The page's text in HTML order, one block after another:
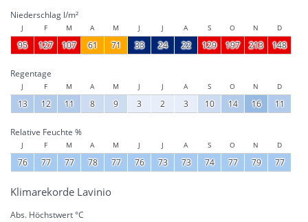
Niederschlag l/m²
J F M A M J J A S O N D
95 127 107 61 71 33 24 22 129 197 213 148
Regentage
J F M A M J J A S O N D
13 12 11 8 9 3 2 3 10 14 16 11
Relative Feuchte %
J F M A M J J A S O N D
76 77 77 78 77 76 73 73 74 77 79 77
Klimarekorde Lavinio
Abs. Höchstwert °C